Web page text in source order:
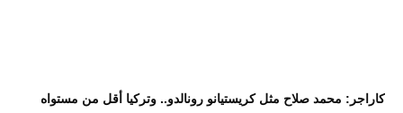
كاراجر: محمد صلاح مثل كريستيانو رونالدو.. وتركيا أقل من مستواه